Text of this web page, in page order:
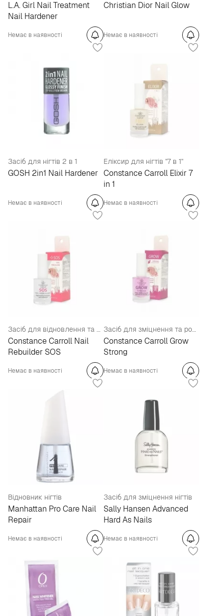
L.A. Girl Nail Treatment
Nail Hardener
Немає в наявності
Christian Dior Nail Glow
Немає в наявності
Засіб для нігтів 2 в 1
GOSH 2in1 Nail Hardener
Немає в наявності
Еліксир для нігтів "7 в 1"
Constance Carroll Elixir 7
in 1
Немає в наявності
Засіб для відновлення та зміцнення нігтів
Constance Carroll Nail
Rebuilder SOS
Немає в наявності
Засіб для зміцнення та росту нігтів
Constance Carroll Grow
Strong
Немає в наявності
Відновник нігтів
Manhattan Pro Care Nail
Repair
Немає в наявності
Засіб для зміцнення нігтів
Sally Hansen Advanced
Hard As Nails
Немає в наявності